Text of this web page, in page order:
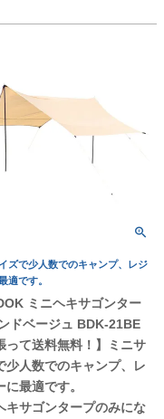
ズで少人数でのキャンプ、レジ
適です。
ミニヘキサゴンター
ドベージュ BDK-21BE
って送料無料！】ミニサ
少人数でのキャンプ、レ
に最適です。
キサゴンタープのみにな